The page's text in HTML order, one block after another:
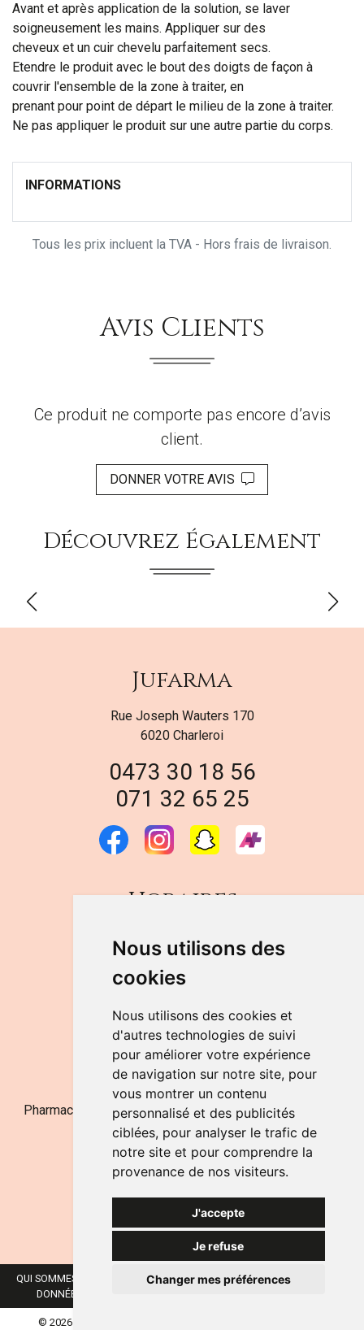
Nous utilisons des
cookies
Nous utilisons des cookies et
d'autres technologies de suivi
pour améliorer votre expérience
de navigation sur notre site, pour
vous montrer un contenu
personnalisé et des publicités
ciblées, pour analyser le trafic de
notre site et pour comprendre la
provenance de nos visiteurs.
J'accepte
Je refuse
Changer mes préférences
Avant et après application de la solution, se laver
soigneusement les mains. Appliquer sur des
cheveux et un cuir chevelu parfaitement secs.
Etendre le produit avec le bout des doigts de façon à
couvrir l'ensemble de la zone à traiter, en
prenant pour point de départ le milieu de la zone à traiter.
Ne pas appliquer le produit sur une autre partie du corps.
INFORMATIONS
Tous les prix incluent la TVA - Hors frais de livraison.
Avis Clients
Ce produit ne comporte pas encore d’avis
client.
DONNER VOTRE AVIS
Découvrez Également
Jufarma
Rue Joseph Wauters 170
6020 Charleroi
0473 30 18 56
071 32 65 25
Horaires
DU LUNDI AU VENDREDI
de 9h à 12h30 et de 14h à 18h
LE SAMEDI
de 9h à 12h30
NOUS CONTACTER
Pharmacie Jufarma - Fatima Abachra - APB 521704 - N°
Entreprise BE0882-700-592
QUI SOMMES-NOUS ? NOS MARQUES MENTIONS LÉGALES
DONNÉES PERSONNELLES
© 2026 JUFARMA